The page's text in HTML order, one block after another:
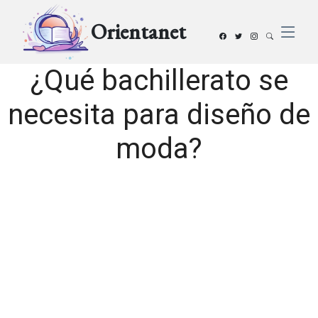
Orientanet
¿Qué bachillerato se
necesita para diseño de
moda?